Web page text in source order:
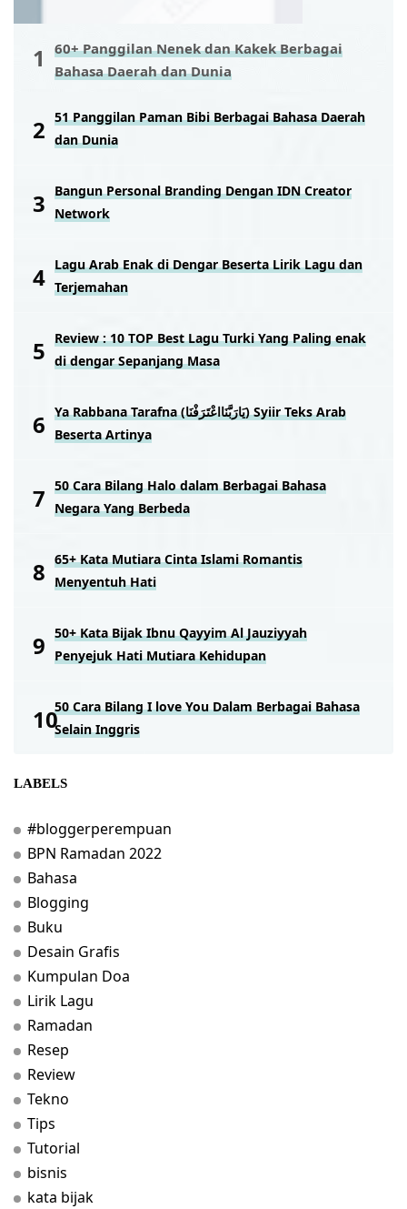
60+ Panggilan Nenek dan Kakek Berbagai
Bahasa Daerah dan Dunia
51 Panggilan Paman Bibi Berbagai Bahasa Daerah
dan Dunia
Bangun Personal Branding Dengan IDN Creator
Network
Lagu Arab Enak di Dengar Beserta Lirik Lagu dan
Terjemahan
Review : 10 TOP Best Lagu Turki Yang Paling enak
di dengar Sepanjang Masa
Ya Rabbana Tarafna (يَارَبَّنَااعْتَرَفْنَا) Syiir Teks Arab
Beserta Artinya
50 Cara Bilang Halo dalam Berbagai Bahasa
Negara Yang Berbeda
65+ Kata Mutiara Cinta Islami Romantis
Menyentuh Hati
50+ Kata Bijak Ibnu Qayyim Al Jauziyyah
Penyejuk Hati Mutiara Kehidupan
50 Cara Bilang I love You Dalam Berbagai Bahasa
Selain Inggris
LABELS
#bloggerperempuan
BPN Ramadan 2022
Bahasa
Blogging
Buku
Desain Grafis
Kumpulan Doa
Lirik Lagu
Ramadan
Resep
Review
Tekno
Tips
Tutorial
bisnis
kata bijak